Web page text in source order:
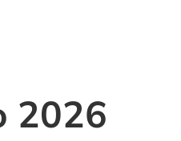
2026